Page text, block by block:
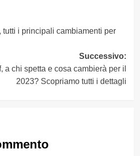
tutti i principali cambiamenti per
Successivo:
a chi spetta e cosa cambierà per il
2023? Scopriamo tutti i dettagli